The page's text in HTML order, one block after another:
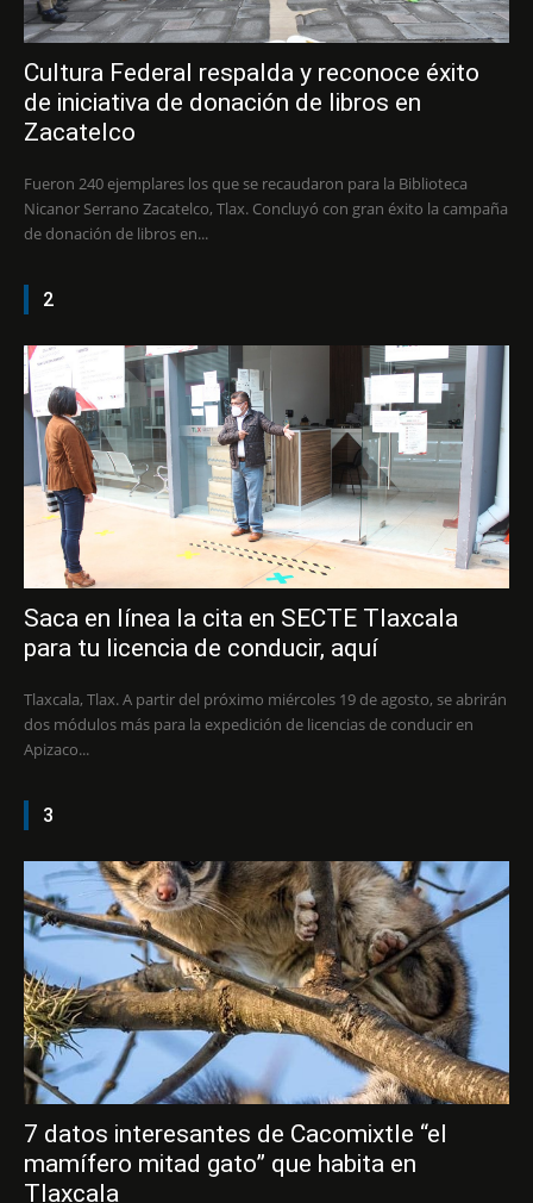
Cultura Federal respalda y reconoce éxito
de iniciativa de donación de libros en
Zacatelco
Fueron 240 ejemplares los que se recaudaron para la Biblioteca
Nicanor Serrano Zacatelco, Tlax. Concluyó con gran éxito la campaña
de donación de libros en...
2
Saca en línea la cita en SECTE Tlaxcala
para tu licencia de conducir, aquí
Tlaxcala, Tlax. A partir del próximo miércoles 19 de agosto, se abrirán
dos módulos más para la expedición de licencias de conducir en
Apizaco...
3
7 datos interesantes de Cacomixtle “el
mamífero mitad gato” que habita en
Tlaxcala